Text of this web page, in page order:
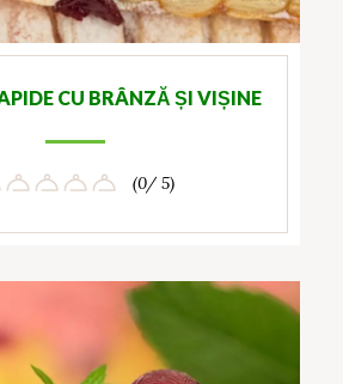
CU BRÂNZĂ ȘI VIȘINE
(0/ 5)